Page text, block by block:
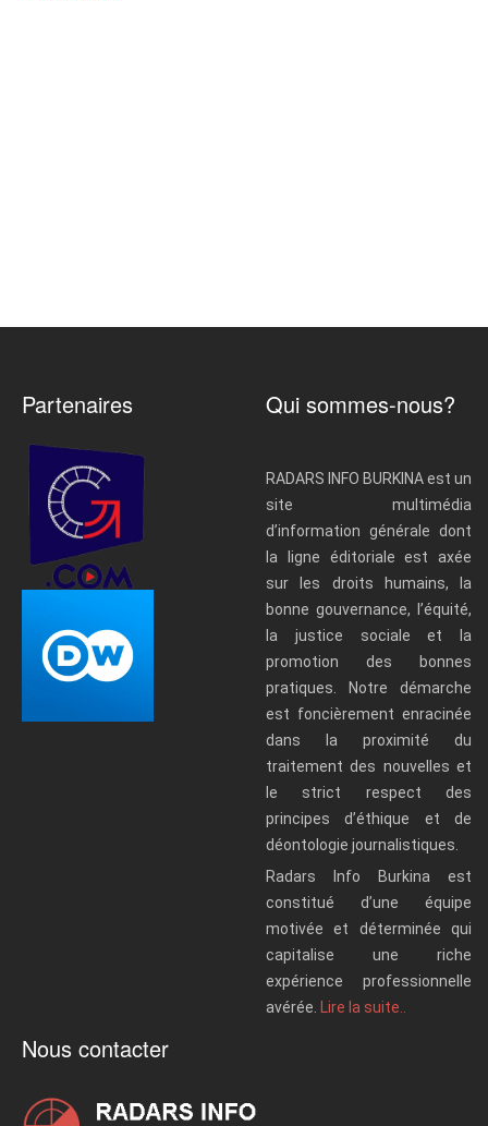
Partenaires Qui sommes-nous?
RADARS INFO BURKINA est un
site multimédia
d’information générale dont
la ligne éditoriale est axée
sur les droits humains, la
bonne gouvernance, l’équité,
la justice sociale et la
promotion des bonnes
pratiques. Notre démarche
est foncièrement enracinée
dans la proximité du
traitement des nouvelles et
le strict respect des
principes d’éthique et de
déontologie journalistiques.
Radars Info Burkina est
constitué d’une équipe
motivée et déterminée qui
capitalise une riche
expérience professionnelle
avérée.
Lire la suite..
Nous contacter